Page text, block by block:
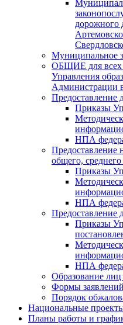
дорожного
Муниципальное
ОБЩИЕ для всех
Управления
Администрации
Предоставление
Приказы
НПА
Предоставление
общего,
Приказы
НПА
Предоставление
Приказы
НПА
Образование
Формы заявлений
Порядок
Национальные
Планы работы и